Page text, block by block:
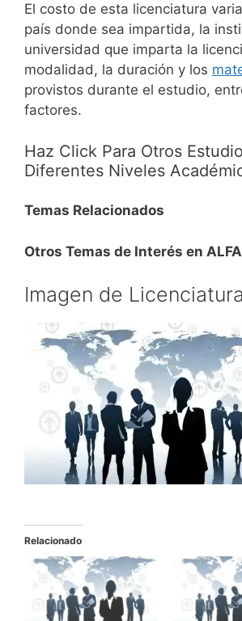
El costo de esta licenciatura
país donde sea impartida, la
universidad que imparta la
modalidad, la duración y los
provistos durante el estudio,
factores.
Haz Click Para Otros
Diferentes Niveles
Temas Relacionados
Otros Temas de Interés en
Imagen de
Relacionado